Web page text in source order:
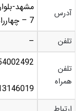
آدرس
مشهد-
7 – چهارراه اول سمت چپ
تلفن –
تلفن
همراه